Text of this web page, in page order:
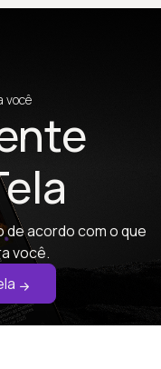
você
de acordo com o que
você.